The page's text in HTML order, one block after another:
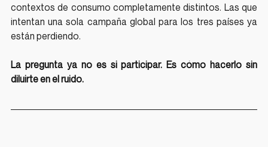
contextos de consumo completamente distintos. Las que
intentan una sola campaña global para los tres países ya
están perdiendo.
La pregunta ya no es si participar. Es cómo hacerlo sin
diluirte en el ruido.